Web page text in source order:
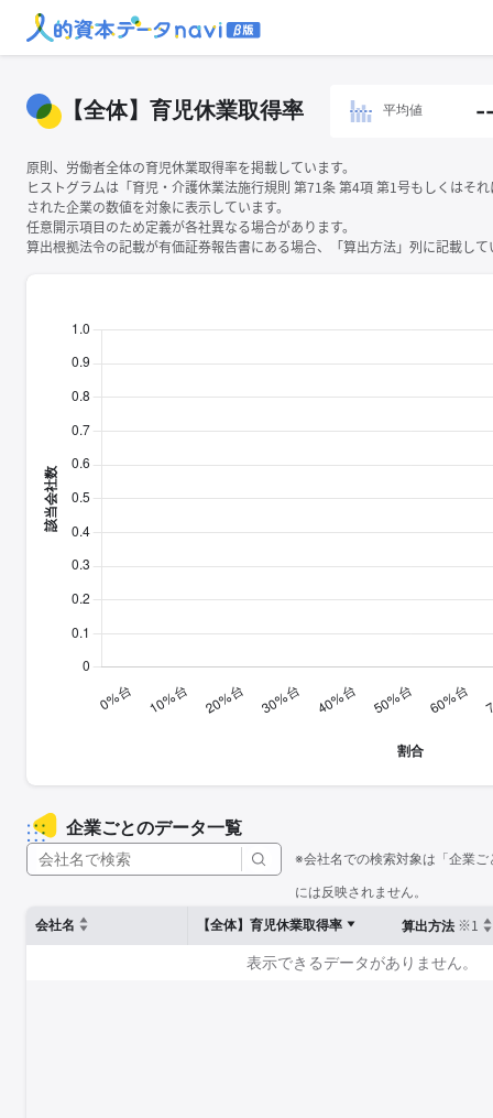
【全体】育児休業取得率 平均値
原則、労働者全体の育児休業取得率を掲載しています。
ヒストグラムは「育児・介護休業法施行規則 第71条 第4項 第1号もしくはそ
された企業の数値を対象に表示しています。
任意開示項目のため定義が各社異なる場合があります。
算出根拠法令の記載が有価証券報告書にある場合、「算出方法」列に記載し
企業ごとのデータ一覧
※会社名での検索対象は「企業
には反映されません。
会社名
【全体】育児休業取得率 算出方法 ※1
表示できるデータがありません。